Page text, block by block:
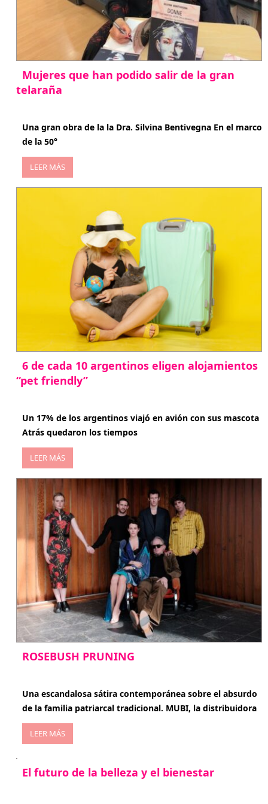
Mujeres que han podido salir de la gran
telaraña
Una gran obra de la la Dra. Silvina Bentivegna En el marco
de la 50°
LEER MÁS
6 de cada 10 argentinos eligen alojamientos
“pet friendly”
Un 17% de los argentinos viajó en avión con sus mascota
Atrás quedaron los tiempos
LEER MÁS
ROSEBUSH PRUNING
Una escandalosa sátira contemporánea sobre el absurdo
de la familia patriarcal tradicional. MUBI, la distribuidora
LEER MÁS
El futuro de la belleza y el bienestar